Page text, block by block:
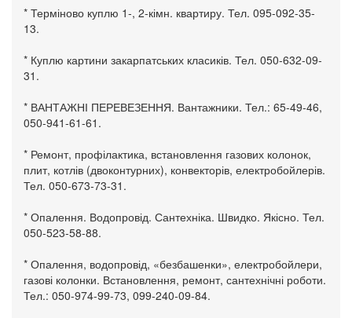
* Терміново куплю 1-, 2-кімн. квартиру. Тел. 095-092-35-
13.
* Куплю картини закарпатських класиків. Тел. 050-632-09-
31.
* ВАНТАЖНІ ПЕРЕВЕЗЕННЯ. Вантажники. Тел.: 65-49-46,
050-941-61-61.
* Ремонт, профілактика, встановлення газових колонок,
плит, котлів (двоконтурних), конвекторів, електробойлерів.
Тел. 050-673-73-31.
* Опалення. Водопровід. Сантехніка. Швидко. Якісно. Тел.
050-523-58-88.
* Опалення, водопровід, «безбашенки», електробойлери,
газові колонки. Встановлення, ремонт, сантехнічні роботи.
Тел.: 050-974-99-73, 099-240-09-84.